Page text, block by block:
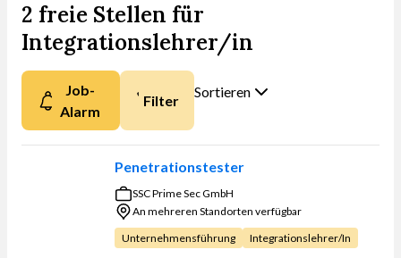
2 freie Stellen für
Integrationslehrer/in
Job-
Alarm
Filter Sortieren
Sie sortieren?
Penetrationstester
SSC Prime Sec GmbH
An mehreren Standorten verfügbar
Unternehmensführung
Integrationslehrer/in